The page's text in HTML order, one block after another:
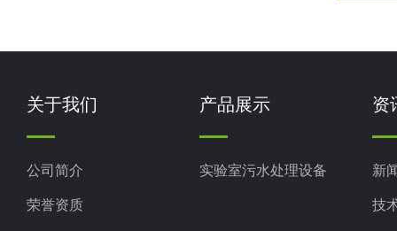
关于我们
公司简介
荣誉资质
产品展示
实验室污水处理设备
资
新
技